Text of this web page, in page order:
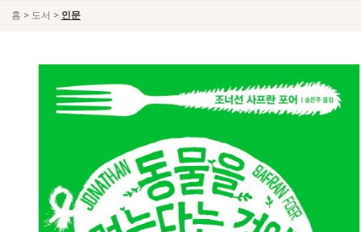
홈 > 도서 > 인문